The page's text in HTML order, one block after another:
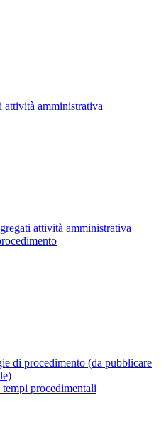
attività amministrativa
attività amministrativa
di procedimento (da pubblicare
procedimentali